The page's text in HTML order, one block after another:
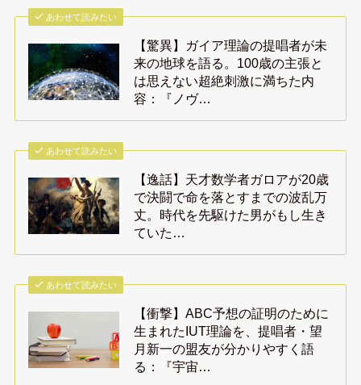
あわせて読みたい
【驚異】ガイア理論の提唱者が未
来の地球を語る。100歳の主張と
は思えない超絶刺激に満ちた内
容：『ノヴ…
あわせて読みたい
【逸話】天才数学者ガロアが20歳
で決闘で命を落とすまでの波乱万
丈。時代を先駆けた男がもし生き
ていた…
あわせて読みたい
【衝撃】ABC予想の証明のために
生まれたIUT理論を、提唱者・望
月新一の盟友が分かりやすく語
る：『宇宙…